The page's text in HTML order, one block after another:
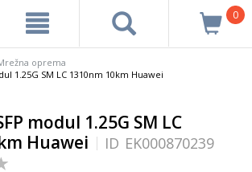
0
oprema
1.25G SM LC 1310nm 10km Huawei
modul 1.25G SM LC
Huawei
ID EK000870239